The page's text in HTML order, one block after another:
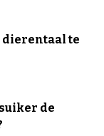
dierentaal te
de